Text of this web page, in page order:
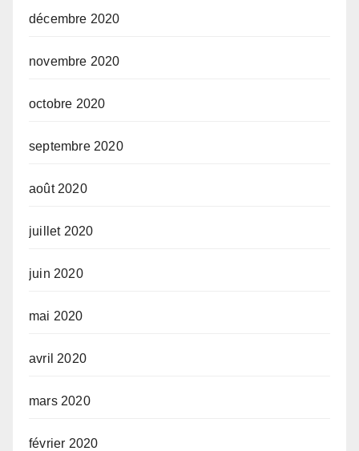
décembre 2020
novembre 2020
octobre 2020
septembre 2020
août 2020
juillet 2020
juin 2020
mai 2020
avril 2020
mars 2020
février 2020